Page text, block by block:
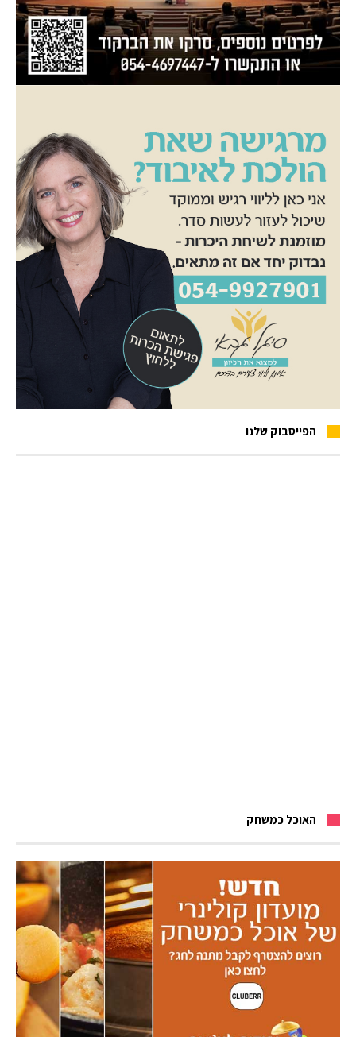
הפייסבוק שלנו
האוכל כמשחק